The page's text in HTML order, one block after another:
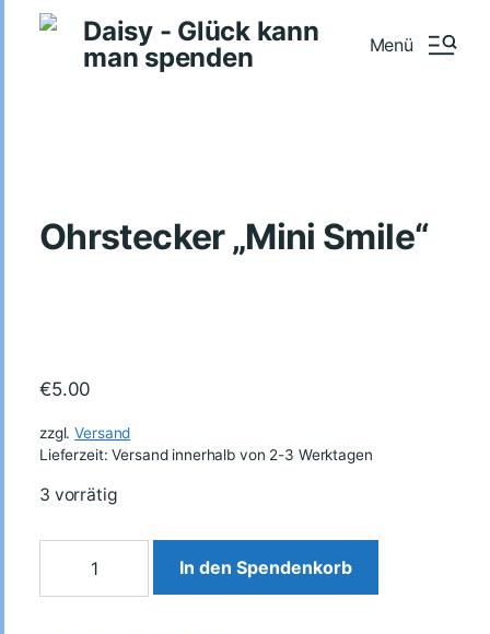
Daisy - Glück kann
man spenden
Menü
Ohrstecker „Mini Smile“
€5.00
zzgl.Versand
Lieferzeit: Versand innerhalb von 2-3 Werktagen
3 vorrätig
In den Spendenkorb